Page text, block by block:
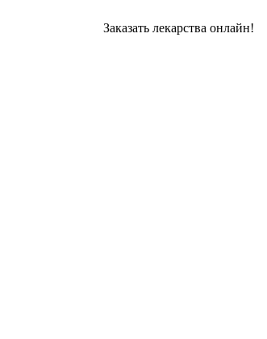
Заказать лекарства онлайн!